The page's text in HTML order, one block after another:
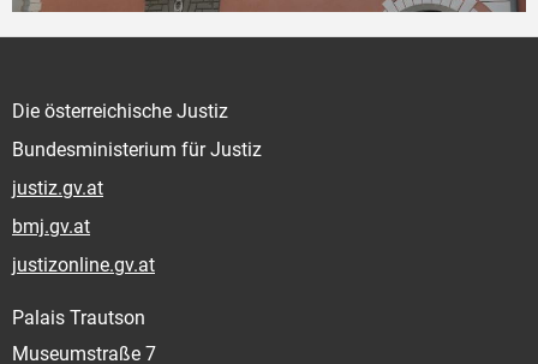
Die österreichische Justiz
Bundesministerium für Justiz
justiz.gv.at
bmj.gv.at
justizonline.gv.at
Palais Trautson
Museumstraße 7